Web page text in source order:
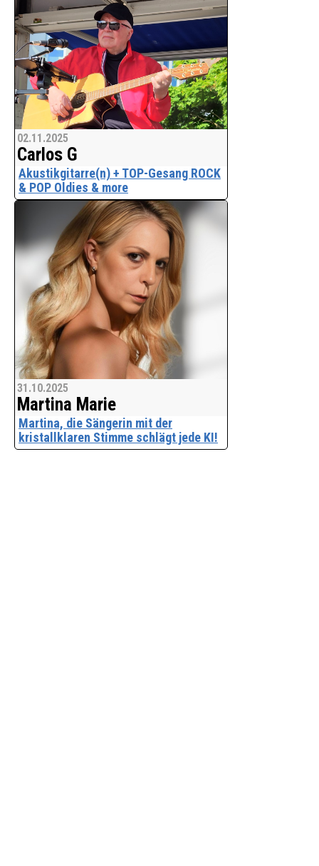
Ihr Termin, Event, Konzert - Eintrag auf
www.A1Show.de lohnt sich!
Bitte weitersagen
02.11.2025
Carlos G
Akustikgitarre(n) + TOP-Gesang ROCK
& POP Oldies & more
Für all Ihre EVENTS und Feiern.
Beispiele typischer Konzerte:
. runde Geburtstage
. Weinfeste
. Stadtfeste
. Tattoo-Events in Stadthallen
. Schiffsreise - rund um U.K.
. Schiffsreise - Ostsee
31.10.2025
Martina Marie
Martina, die Sängerin mit der
kristallklaren Stimme schlägt jede KI!